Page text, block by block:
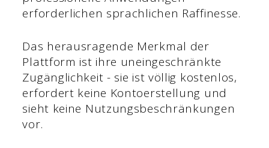
erforderlichen sprachlichen Raffinesse.
Das herausragende Merkmal der
Plattform ist ihre uneingeschränkte
Zugänglichkeit - sie ist völlig kostenlos,
erfordert keine Kontoerstellung und
sieht keine Nutzungsbeschränkungen
vor.